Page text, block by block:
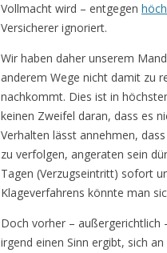
Vollmacht wird – entgegen
Versicherer ignoriert.
Wir haben daher unserem
anderem Wege nicht damit zu
nachkommt. Dies ist in
keinen Zweifel daran, dass es
Verhalten lässt annehmen,
zu verfolgen, angeraten sein
Tagen (Verzugseintritt) sofort
Klageverfahrens könnte man
Doch vorher – außergerichtlich
irgend einen Sinn ergibt, sich